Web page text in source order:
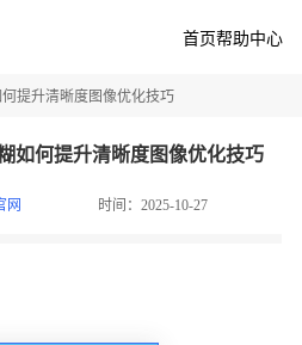
首页帮助中心
提升清晰度图像优化技巧
如何提升清晰度图像优化技巧
网 时间：2025-10-27